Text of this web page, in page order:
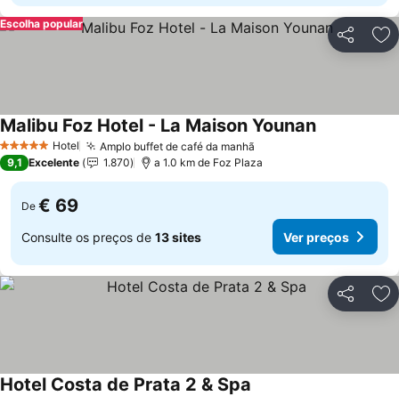
Partilhar
Escolha popular
5 Estrelas Hotel Amplo buffet de café da manhã
Malibu Foz Hotel - La Maison YounanVer preços
9,1 Excelente 1.870 a 1.0 km de Foz Plaza
De € 69
Consulte os preços de 13 sites Ver preços
Partilhar
Hotel Costa de Prata 2 & Spa